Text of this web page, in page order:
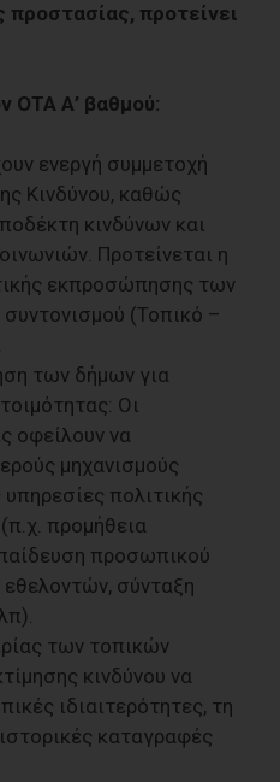
προστασίας, προτείνει
ΟΤΑ Α’ βαθμού:
ενεργή συμμετοχή
Κινδύνου, καθώς
κινδύνων και
Προτείνεται η
εκπροσώπησης των
(Τοπικό –
των δήμων για
Οι
οφείλουν να
μηχανισμούς
πολιτικής
προμήθεια
προσωπικού
σύνταξη
των τοπικών
κινδύνου να
ιδιαιτερότητες, τη
καταγραφές